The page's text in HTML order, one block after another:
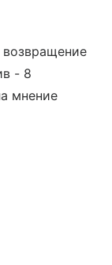
- 8
мнение